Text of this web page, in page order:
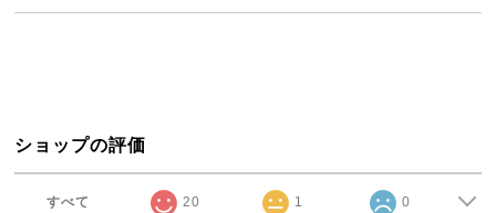
ショップの評価
すべて 20 1 0